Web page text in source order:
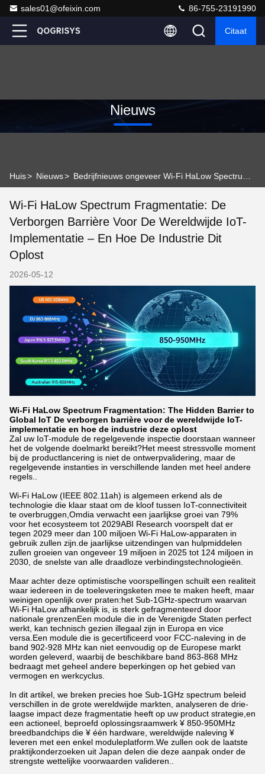
sales01@ofeixin.com 86-755-23191990
Citaat
Nieuws
Huis> Nieuws>
Wi-Fi HaLow Spectrum Fragmentatie: De
Verborgen Barrière Voor De Wereldwijde IoT-
Implementatie – En Hoe De Industrie Dit
Oplost
2026-05-12
Wi-Fi HaLow Spectrum Fragmentation: The Hidden Barrier to
Global IoT De verborgen barrière voor de wereldwijde IoT-
implementatie en hoe de industrie deze oplost
Zal uw IoT-module de regelgevende inspectie doorstaan wanneer
het de volgende doelmarkt bereikt?Het meest stressvolle moment
bij de productlancering is niet de ontwerpvalidering, maar de
regelgevende instanties in verschillende landen met heel andere
regels..
Wi-Fi HaLow (IEEE 802.11ah) is algemeen erkend als de
technologie die klaar staat om de kloof tussen IoT-connectiviteit
te overbruggen,Omdia verwacht een jaarlijkse groei van 79%
voor het ecosysteem tot 2029ABI Research voorspelt dat er
tegen 2029 meer dan 100 miljoen Wi-Fi HaLow-apparaten in
gebruik zullen zijn.de jaarlijkse uitzendingen van hulpmiddelen
zullen groeien van ongeveer 19 miljoen in 2025 tot 124 miljoen in
2030, de snelste van alle draadloze verbindingstechnologieën.
Maar achter deze optimistische voorspellingen schuilt een realiteit
waar iedereen in de toeleveringsketen mee te maken heeft, maar
weinigen openlijk over praten:het Sub-1GHz-spectrum waarvan
Wi-Fi HaLow afhankelijk is, is sterk gefragmenteerd door
nationale grenzenEen module die in de Verenigde Staten perfect
werkt, kan technisch gezien illegaal zijn in Europa en vice
versa.Een module die is gecertificeerd voor FCC-naleving in de
band 902-928 MHz kan niet eenvoudig op de Europese markt
worden geleverd, waarbij de beschikbare band 863-868 MHz
bedraagt met geheel andere beperkingen op het gebied van
vermogen en werkcyclus.
In dit artikel, we breken precies hoe Sub-1GHz spectrum beleid
verschillen in de grote wereldwijde markten, analyseren de drie-
laagse impact deze fragmentatie heeft op uw product strategie,en
een actioneel, beproefd oplossingsraamwerk ¥ 850-950MHz
breedbandchips die ¥ één hardware, wereldwijde naleving ¥
leveren met een enkel moduleplatform.We zullen ook de laatste
praktijkonderzoeken uit Japan delen die deze aanpak onder de
strengste wettelijke voorwaarden valideren..